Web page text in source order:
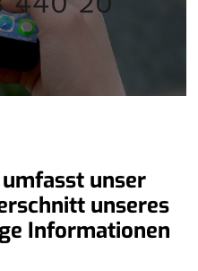
unser
unseres
Informationen